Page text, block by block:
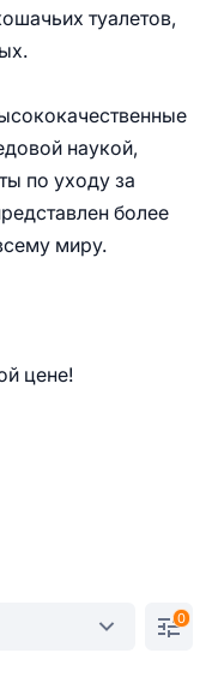
туалетов,
наукой,
по уходу за
более
миру.
цене!
0